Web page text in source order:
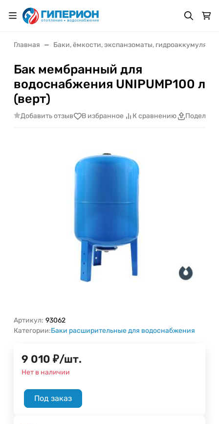
Главная Баки, ёмкости, экспанзоматы,
Бак мембранный для
водоснабжения UNIPUMP100 л
(верт)
Добавить отзыв В избранное К сравнению
Артикул: 93062
Категории:Баки расширительные для водоснабжения
9 010 ₽/шт.
Нет в наличии
Под заказ